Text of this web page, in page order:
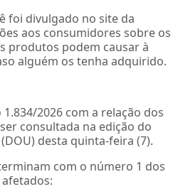
foi divulgado no site da
aos consumidores sobre os
produtos podem causar à
alguém os tenha adquirido.
2026 com a relação dos
consultada na edição do
desta quinta-feira (7).
com o número 1 dos